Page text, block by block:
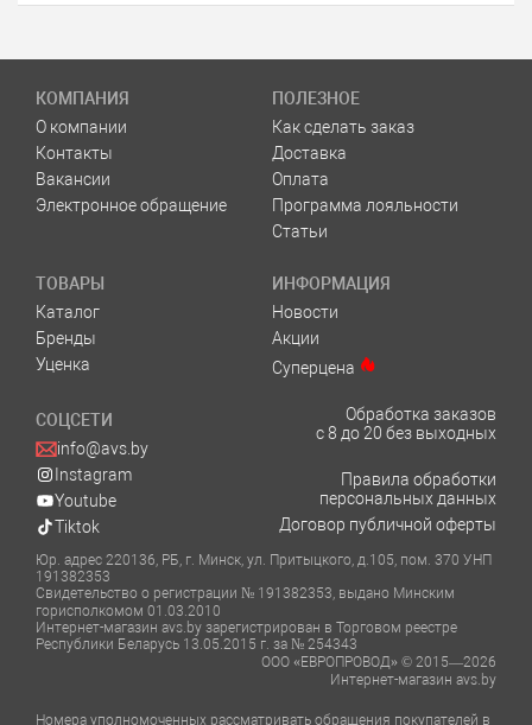
КОМПАНИЯ
О компании
Контакты
Вакансии
Электронное обращение
ПОЛЕЗНОЕ
Как сделать заказ
Доставка
Оплата
Программа лояльности
Статьи
ТОВАРЫ
Каталог
Бренды
Уценка
ИНФОРМАЦИЯ
Новости
Акции
Суперцена
СОЦСЕТИ
info@avs.by
Instagram
Youtube
Tiktok
Обработка заказов
с 8 до 20 без выходных
Правила обработки
персональных данных
Договор публичной оферты
Юр. адрес 220136, РБ, г. Минск, ул. Притыцкого, д.105, пом. 370 УНП
191382353
Свидетельство о регистрации № 191382353, выдано Минским
горисполкомом 01.03.2010
Интернет-магазин avs.by зарегистрирован в Торговом реестре
Республики Беларусь 13.05.2015 г. за № 254343
ООО «ЕВРОПРОВОД» © 2015—2026
Интернет-магазин avs.by
Номера уполномоченных рассматривать обращения покупателей в